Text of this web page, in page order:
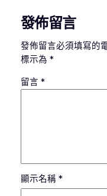
發佈留言
發佈留言必須填寫的
標示為 *
留言 *
顯示名稱 *